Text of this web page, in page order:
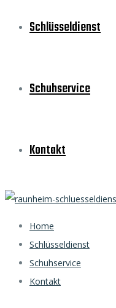
Schlüsseldienst
Schuhservice
Kontakt
Home
Schlüsseldienst
Schuhservice
Kontakt